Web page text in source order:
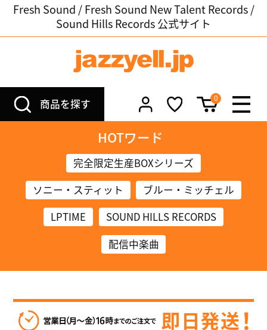
Fresh Sound / Fresh Sound New Talent Records /
Sound Hills Records 公式サイト
商品を探す 0
HOTワード
完全限定生産BOXシリーズ
ソニー・スティット
ブルー・ミッチェル
LPTIME
SOUND HILLS RECORDS
配信中楽曲